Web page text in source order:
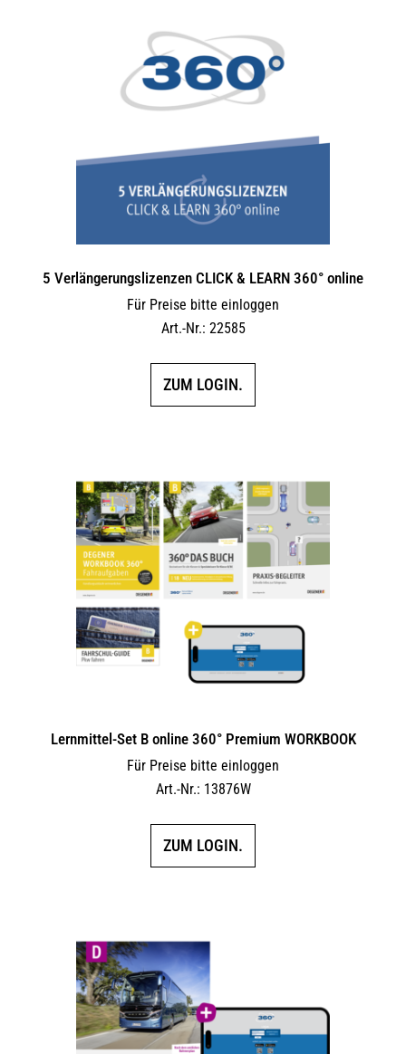
5 Verlängerungs­lizenzen CLICK & LEARN 360° online
Für Preise bitte einloggen
Art.-Nr.: 22585
ZUM LOGIN.
Lernmittel-Set B online 360° Premium WORKBOOK
Für Preise bitte einloggen
Art.-Nr.: 13876W
ZUM LOGIN.